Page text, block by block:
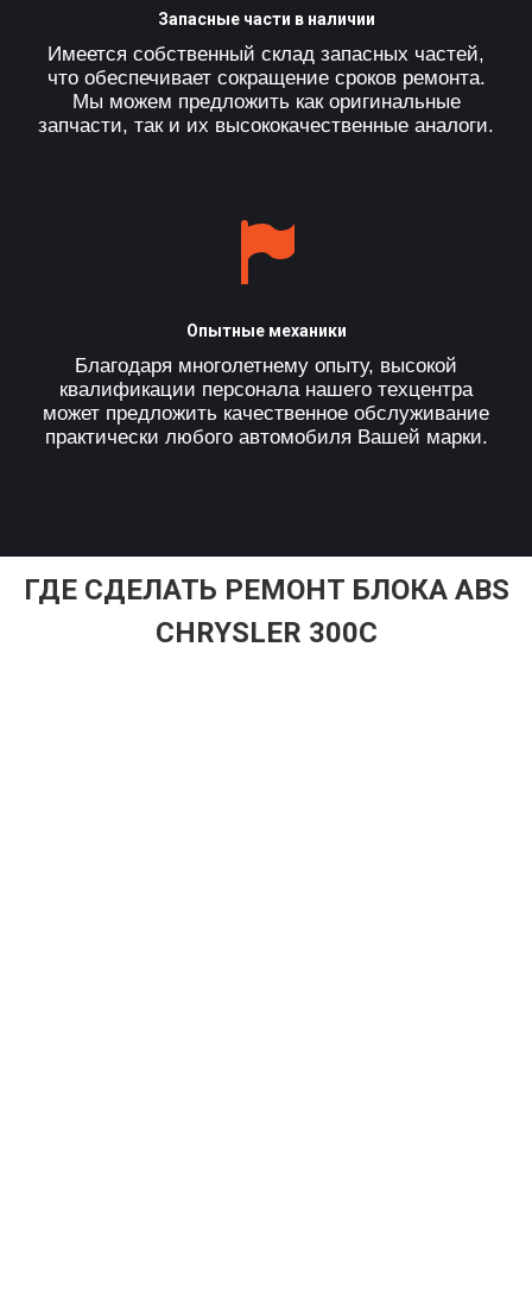
Запасные части в наличии
Имеется собственный склад запасных частей,
что обеспечивает сокращение сроков ремонта.
Мы можем предложить как оригинальные
запчасти, так и их высококачественные аналоги.
Опытные механики
Благодаря многолетнему опыту, высокой
квалификации персонала нашего техцентра
может предложить качественное обслуживание
практически любого автомобиля Вашей марки.
ГДЕ СДЕЛАТЬ РЕМОНТ БЛОКА ABS
CHRYSLER 300C